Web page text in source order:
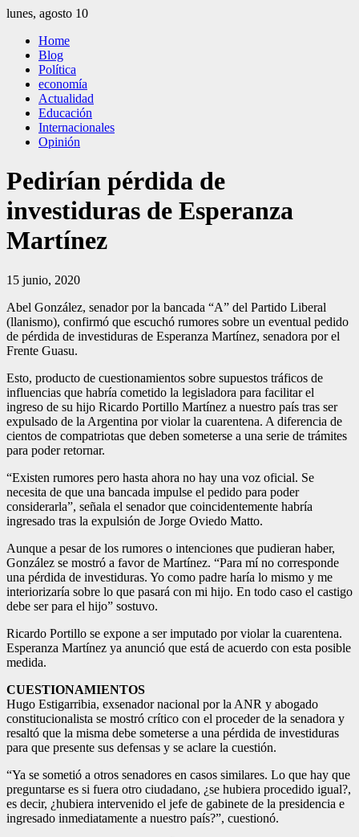
Saltar
contenido
lunes, agosto 10
El Independiente
El independiente Libre y Transparente
Home
Blog
Política
economía
Actualidad
Educación
Internacionales
Opinión
Pedirían pérdida de
investiduras de Esperanza
Martínez
15 junio, 2020
Abel González, senador por la bancada “A” del Partido Liberal
(llanismo), confirmó que escuchó rumores sobre un eventual pedido
de pérdida de investiduras de Esperanza Martínez, senadora por el
Frente Guasu.
Esto, producto de cuestionamientos sobre supuestos tráficos de
influencias que habría cometido la legisladora para facilitar el
ingreso de su hijo Ricardo Portillo Martínez a nuestro país tras ser
expulsado de la Argentina por violar la cuarentena. A diferencia de
cientos de compatriotas que deben someterse a una serie de trámites
para poder retornar.
“Existen rumores pero hasta ahora no hay una voz oficial. Se
necesita de que una bancada impulse el pedido para poder
considerarla”, señala el senador que coincidentemente habría
ingresado tras la expulsión de Jorge Oviedo Matto.
Aunque a pesar de los rumores o intenciones que pudieran haber,
González se mostró a favor de Martínez. “Para mí no corresponde
una pérdida de investiduras. Yo como padre haría lo mismo y me
interiorizaría sobre lo que pasará con mi hijo. En todo caso el castigo
debe ser para el hijo” sostuvo.
Ricardo Portillo se expone a ser imputado por violar la cuarentena.
Esperanza Martínez ya anunció que está de acuerdo con esta posible
medida.
CUESTIONAMIENTOS
Hugo Estigarribia, exsenador nacional por la ANR y abogado
constitucionalista se mostró crítico con el proceder de la senadora y
resaltó que la misma debe someterse a una pérdida de investiduras
para que presente sus defensas y se aclare la cuestión.
“Ya se sometió a otros senadores en casos similares. Lo que hay que
preguntarse es si fuera otro ciudadano, ¿se hubiera procedido igual?,
es decir, ¿hubiera intervenido el jefe de gabinete de la presidencia e
ingresado inmediatamente a nuestro país?”, cuestionó.